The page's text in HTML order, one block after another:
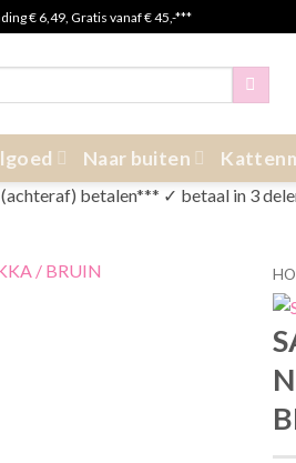
€ 6,49, Gratis vanaf € 45,-***
Naar buiten
betalen*** ✓ betaal in 3